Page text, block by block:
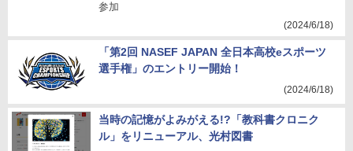
参加
(2024/6/18)
「第2回 NASEF JAPAN 全日本高校eスポーツ
選手権」のエントリー開始！
(2024/6/18)
当時の記憶がよみがえる!?「教科書クロニク
ル」をリニューアル、光村図書